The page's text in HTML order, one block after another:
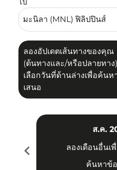
ลองอัปเดตเส้นทางของคุณ
(ต้นทางและ/หรือปลายทาง
เลือกวันที่ด้านล่างเพื่อค้นห
เสนอ
chevron_left
ส.ค.
ลองเดือนอื่นเ
ค้นหาข้